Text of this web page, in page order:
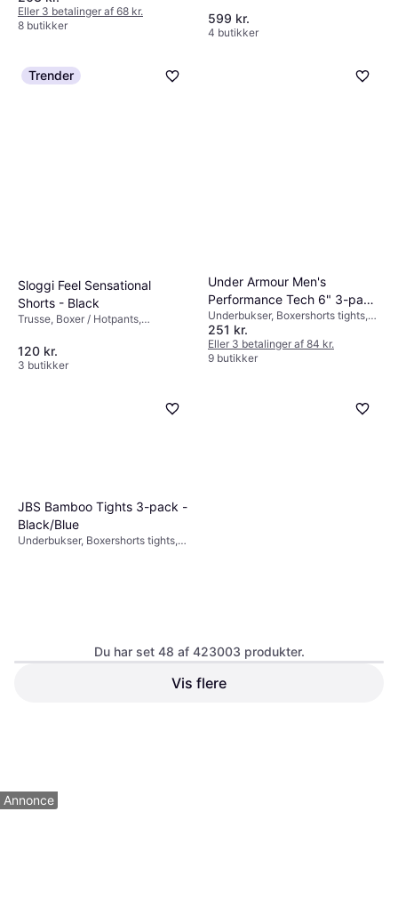
Eller 3 betalinger af 68 kr.
8 butikker
599 kr.
4 butikker
Trender
Sloggi Feel Sensational
Shorts - Black
Trusse, Boxer / Hotpants,
Elastan/Lycra/Spandex, Polyamid,
Bomuld
120 kr.
3 butikker
Under Armour Men's
Performance Tech 6" 3-pack
Boxerjock - Black/Castlerock
Underbukser, Boxershorts tights,
Ensfarvet, Materiale:
Elastan/Lycra/Spandex, Polyester,
Bomuld, Fugtafvisende,
251 kr.
Eller 3 betalinger af 84 kr.
9 butikker
JBS Bamboo Tights 3-pack -
Black/Blue
Underbukser, Boxershorts tights,
Du har set 48 af 423003 produkter.
Vis flere
Annonce